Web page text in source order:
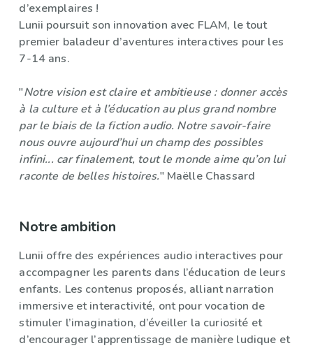
d’exemplaires !
Lunii poursuit son innovation avec FLAM, le tout
premier baladeur d’aventures interactives pour les
7-14 ans.
"Notre vision est claire et ambitieuse : donner accès
à la culture et à l’éducation au plus grand nombre
par le biais de la fiction audio. Notre savoir-faire
nous ouvre aujourd’hui un champ des possibles
infini... car finalement, tout le monde aime qu’on lui
raconte de belles histoires." Maëlle Chassard
Notre ambition
Lunii offre des expériences audio interactives pour
accompagner les parents dans l’éducation de leurs
enfants. Les contenus proposés, alliant narration
immersive et interactivité, ont pour vocation de
stimuler l’imagination, d’éveiller la curiosité et
d’encourager l’apprentissage de manière ludique et